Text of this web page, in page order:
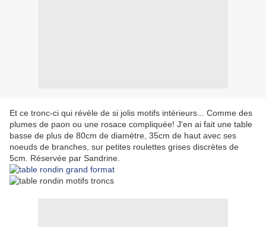
Et ce tronc-ci qui révèle de si jolis motifs intérieurs... Comme des
plumes de paon ou une rosace compliquée! J'en ai fait une table
basse de plus de 80cm de diamètre, 35cm de haut avec ses
noeuds de branches, sur petites roulettes grises discrètes de
5cm. Réservée par Sandrine.